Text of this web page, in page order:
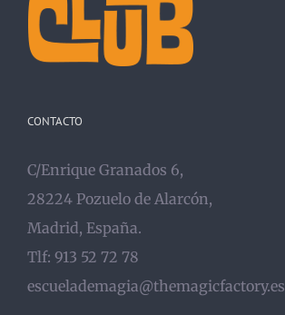
CONTACTO
C/Enrique Granados 6,
28224 Pozuelo de Alarcón,
Madrid, España.
Tlf: 913 52 72 78
escuelademagia@themagicfactory.es